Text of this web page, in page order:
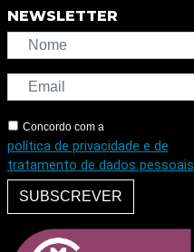
NEWSLETTER
Concordo com a
política de privacidade e de
tratamento de dados pessoais
SUBSCREVER